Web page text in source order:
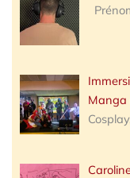
Manga